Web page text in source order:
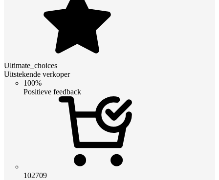
Ultimate_choices
Uitstekende verkoper
100%
Positieve feedback
102709